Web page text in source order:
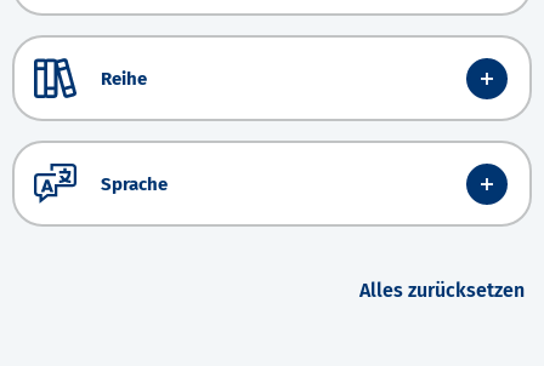
Reihe
Sprache
Alles zurücksetzen